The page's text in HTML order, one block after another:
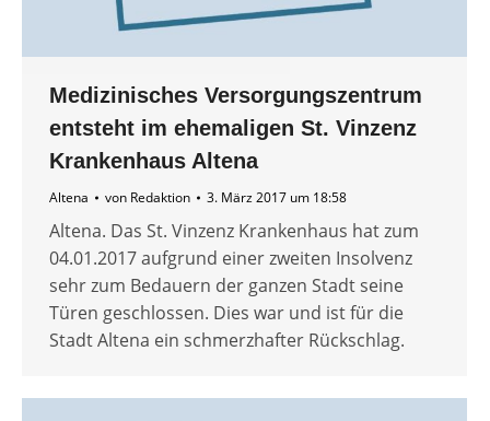
Medizinisches Versorgungszentrum
entsteht im ehemaligen St. Vinzenz
Krankenhaus Altena
Altena von Redaktion 3. März 2017 um 18:58
Altena. Das St. Vinzenz Krankenhaus hat zum
04.01.2017 aufgrund einer zweiten Insolvenz
sehr zum Bedauern der ganzen Stadt seine
Türen geschlossen. Dies war und ist für die
Stadt Altena ein schmerzhafter Rückschlag.